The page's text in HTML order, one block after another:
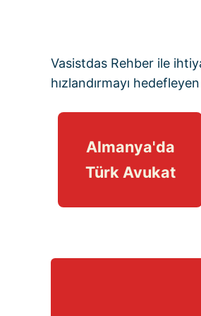
Vasistdas Rehber ile
hızlandırmayı hedefleyen
Almanya'da
Türk Avukat